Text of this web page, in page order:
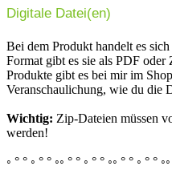
Digitale Datei(en)
Bei dem Produkt handelt es
Format gibt es sie als PDF
Produkte gibt es bei mir im
Veranschaulichung, wie du die
Wichtig: Zip-Dateien müssen
werden!
◦ ° ° ◦ ° ° ◦◦ ° ° ◦ ° ° ◦◦ ° ° ◦ ° °